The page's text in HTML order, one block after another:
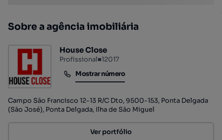
Sobre a agência imobiliária
House Close
Profissional■12017
Mostrar número
Mostrar número
Campo São Francisco 12-13 R/C Dto, 9500-153, Ponta Delgada
(São José), Ponta Delgada, Ilha de São Miguel
Ver portfólio